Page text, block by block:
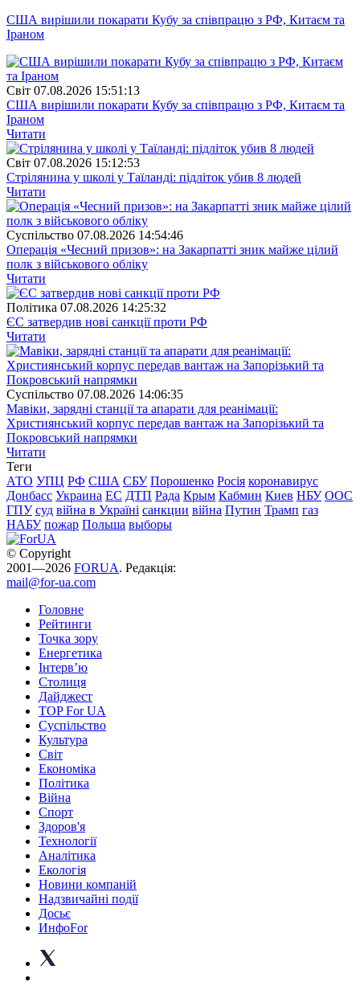
США вирішили покарати Кубу за співпрацю з РФ, Китаєм та
Іраном
Свiт 07.08.2026 15:51:13
США вирішили покарати Кубу за співпрацю з РФ, Китаєм та
Іраном
Читати
Свiт 07.08.2026 15:12:53
Стрілянина у школі у Таїланді: підліток убив 8 людей
Читати
Суспiльство 07.08.2026 14:54:46
Операція «Чесний призов»: на Закарпатті зник майже цілий
полк з військового обліку
Читати
Полiтика 07.08.2026 14:25:32
ЄС затвердив нові санкції проти РФ
Читати
Суспiльство 07.08.2026 14:06:35
Мавіки, зарядні станції та апарати для реанімації:
Християнський корпус передав вантаж на Запорізький та
Покровський напрямки
Читати
Теги
АТО УПЦ РФ США СБУ Порошенко Росія коронавирус
Донбасс Украина ЕС ДТП Рада Крым Кабмин Киев НБУ ООС
ГПУ суд війна в Україні санкции війна Путин Трамп газ
НАБУ пожар Польша выборы
© Copyright
2001—2026 FORUA. Редакція:
mail@for-ua.com
Головне
Рейтинги
Точка зору
Енергетика
Інтерв’ю
Столиця
Дайджест
TOP For UA
Суспiльство
Культура
Світ
Економіка
Політика
Війна
Спорт
Здоров'я
Технології
Аналітика
Екологія
Новини компаній
Надзвичайні події
Досьє
ИнфоFor